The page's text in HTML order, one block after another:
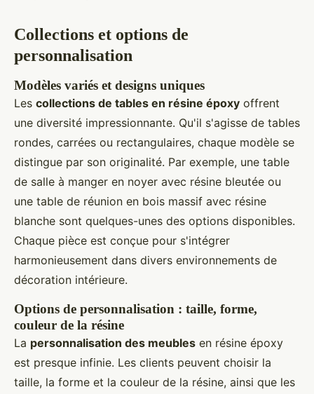
Collections et options de
personnalisation
Modèles variés et designs uniques
Les collections de tables en résine époxy offrent
une diversité impressionnante. Qu'il s'agisse de tables
rondes, carrées ou rectangulaires, chaque modèle se
distingue par son originalité. Par exemple, une table
de salle à manger en noyer avec résine bleutée ou
une table de réunion en bois massif avec résine
blanche sont quelques-unes des options disponibles.
Chaque pièce est conçue pour s'intégrer
harmonieusement dans divers environnements de
décoration intérieure.
Options de personnalisation : taille, forme,
couleur de la résine
La personnalisation des meubles en résine époxy
est presque infinie. Les clients peuvent choisir la
taille, la forme et la couleur de la résine, ainsi que les